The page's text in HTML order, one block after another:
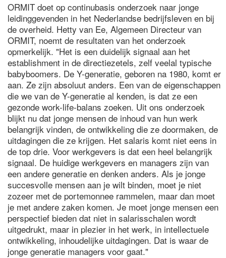
ORMIT doet op continubasis onderzoek naar jonge
leidinggevenden in het Nederlandse bedrijfsleven en bij
de overheid. Hetty van Ee, Algemeen Directeur van
ORMIT, noemt de resultaten van het onderzoek
opmerkelijk. "Het is een duidelijk signaal aan het
establishment in de directiezetels, zelf veelal typische
babyboomers. De Y-generatie, geboren na 1980, komt er
aan. Ze zijn absoluut anders. Een van de eigenschappen
die we van de Y-generatie al kenden, is dat ze een
gezonde work-life-balans zoeken. Uit ons onderzoek
blijkt nu dat jonge mensen de inhoud van hun werk
belangrijk vinden, de ontwikkeling die ze doormaken, de
uitdagingen die ze krijgen. Het salaris komt niet eens in
de top drie. Voor werkgevers is dat een heel belangrijk
signaal. De huidige werkgevers en managers zijn van
een andere generatie en denken anders. Als je jonge
succesvolle mensen aan je wilt binden, moet je niet
zozeer met de portemonnee rammelen, maar dan moet
je met andere zaken komen. Je moet jonge mensen een
perspectief bieden dat niet in salarisschalen wordt
uitgedrukt, maar in plezier in het werk, in intellectuele
ontwikkeling, inhoudelijke uitdagingen. Dat is waar de
jonge generatie managers voor gaat."